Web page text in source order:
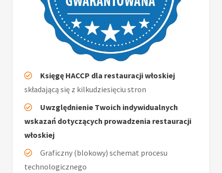
Księgę HACCP dla restauracji włoskiej
składającą się z kilkudziesięciu stron
Uwzględnienie Twoich indywidualnych
wskazań dotyczących prowadzenia restauracji
włoskiej
Graficzny (blokowy) schemat procesu
technologicznego